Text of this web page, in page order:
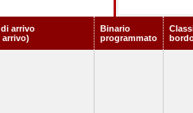
arrivo
arrivo)
Binario
programmato